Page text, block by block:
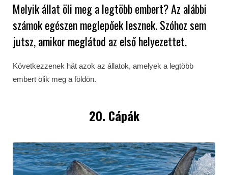
Melyik állat öli meg a legtöbb embert? Az alábbi
számok egészen meglepőek lesznek. Szóhoz sem
jutsz, amikor meglátod az első helyezettet.
Következzenek hát azok az állatok, amelyek a legtöbb
embert ölik meg a földön.
20. Cápák